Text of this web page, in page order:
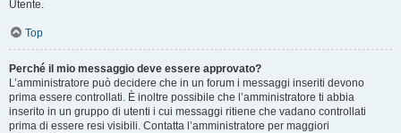
Utente.
Top
Perché il mio messaggio deve essere approvato?
L’amministratore può decidere che in un forum i messaggi inseriti devono
prima essere controllati. È inoltre possibile che l’amministratore ti abbia
inserito in un gruppo di utenti i cui messaggi ritiene che vadano controllati
prima di essere resi visibili. Contatta l’amministratore per maggiori